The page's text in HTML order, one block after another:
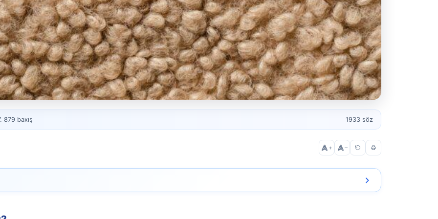
879 baxış 1933 söz
+ –